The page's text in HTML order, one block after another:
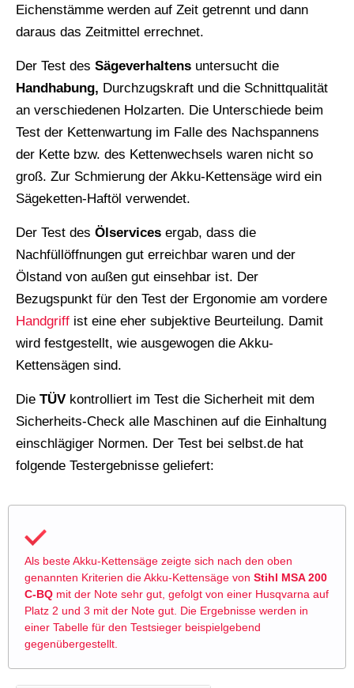
Eichenstämme werden auf Zeit getrennt und dann
daraus das Zeitmittel errechnet.
Der Test des Sägeverhaltens untersucht die
Handhabung, Durchzugskraft und die Schnittqualität
an verschiedenen Holzarten. Die Unterschiede beim
Test der Kettenwartung im Falle des Nachspannens
der Kette bzw. des Kettenwechsels waren nicht so
groß. Zur Schmierung der Akku-Kettensäge wird ein
Sägeketten-Haftöl verwendet.
Der Test des Ölservices ergab, dass die
Nachfüllöffnungen gut erreichbar waren und der
Ölstand von außen gut einsehbar ist. Der
Bezugspunkt für den Test der Ergonomie am vordere
Handgriff ist eine eher subjektive Beurteilung. Damit
wird festgestellt, wie ausgewogen die Akku-
Kettensägen sind.
Die TÜV kontrolliert im Test die Sicherheit mit dem
Sicherheits-Check alle Maschinen auf die Einhaltung
einschlägiger Normen. Der Test bei selbst.de hat
folgende Testergebnisse geliefert:
Als beste Akku-Kettensäge zeigte sich nach den oben
genannten Kriterien die Akku-Kettensäge von Stihl MSA 200
C-BQ mit der Note sehr gut, gefolgt von einer Husqvarna auf
Platz 2 und 3 mit der Note gut. Die Ergebnisse werden in
einer Tabelle für den Testsieger beispielgebend
gegenübergestellt.